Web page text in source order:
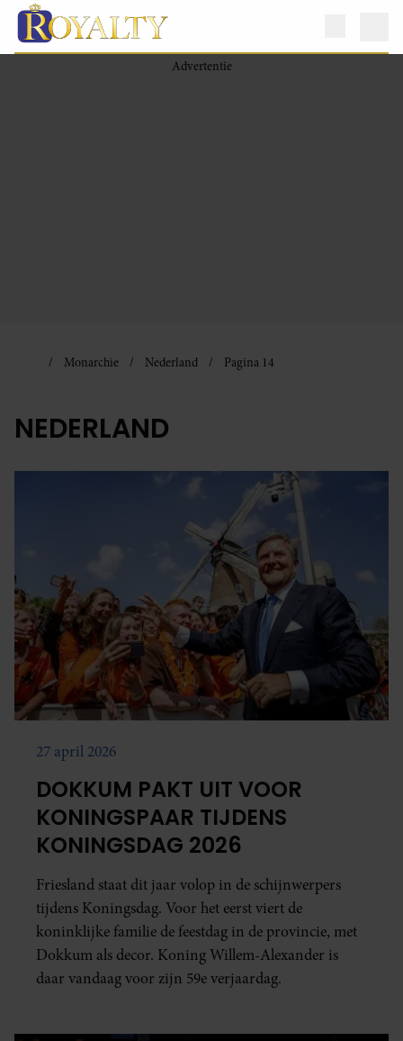
Monarchie Nederland Pagina 14
NEDERLAND
27 april 2026
DOKKUM PAKT UIT VOOR
KONINGSPAAR TIJDENS
KONINGSDAG 2026
Friesland staat dit jaar volop in de schijnwerpers
tijdens Koningsdag. Voor het eerst viert de
koninklijke familie de feestdag in de provincie, met
Dokkum als decor. Koning Willem-Alexander is
daar vandaag voor zijn 59e verjaardag.